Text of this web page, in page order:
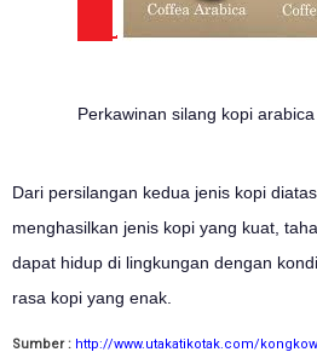
Perkawinan silang kopi
Dari persilangan kedua jenis kopi
menghasilkan jenis kopi yang kuat,
dapat hidup di lingkungan dengan
rasa kopi yang enak.
Sumber : http://www.utakatikotak.com/